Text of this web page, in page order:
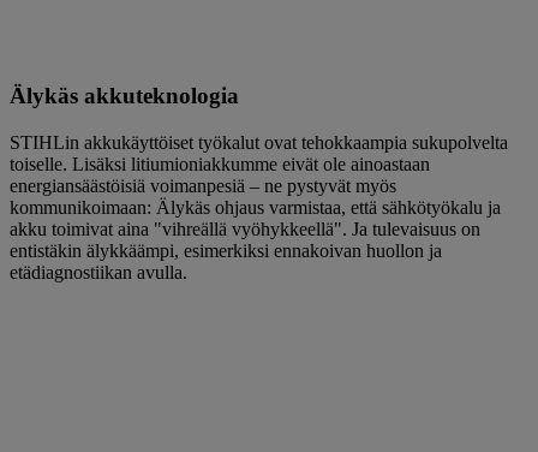
Älykäs akkuteknologia
STIHLin akkukäyttöiset työkalut ovat tehokkaampia sukupolvelta
toiselle. Lisäksi litiumioniakkumme eivät ole ainoastaan ​​
energiansäästöisiä voimanpesiä – ne pystyvät myös
kommunikoimaan: Älykäs ohjaus varmistaa, että sähkötyökalu ja
akku toimivat aina "vihreällä vyöhykkeellä". Ja tulevaisuus on
entistäkin älykkäämpi, esimerkiksi ennakoivan huollon ja
etädiagnostiikan avulla.